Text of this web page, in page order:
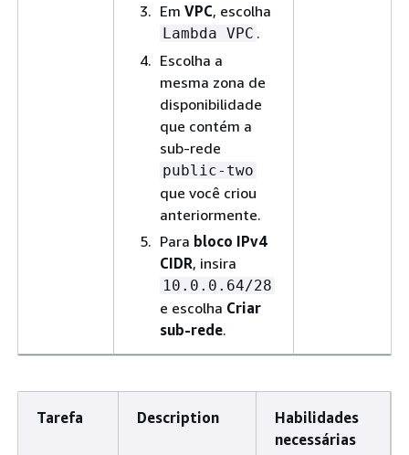
Em VPC, escolha
Lambda VPC .
Escolha a
mesma zona de
disponibilidade
que contém a
sub-rede
public-two
que você criou
anteriormente.
Para bloco IPv4
CIDR, insira
10.0.0.64/28
e escolha Criar
sub-rede.
Tarefa Description
Habilidades
necessárias